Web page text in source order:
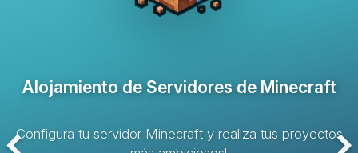
Solución de alojamiento con recursos dedicados y